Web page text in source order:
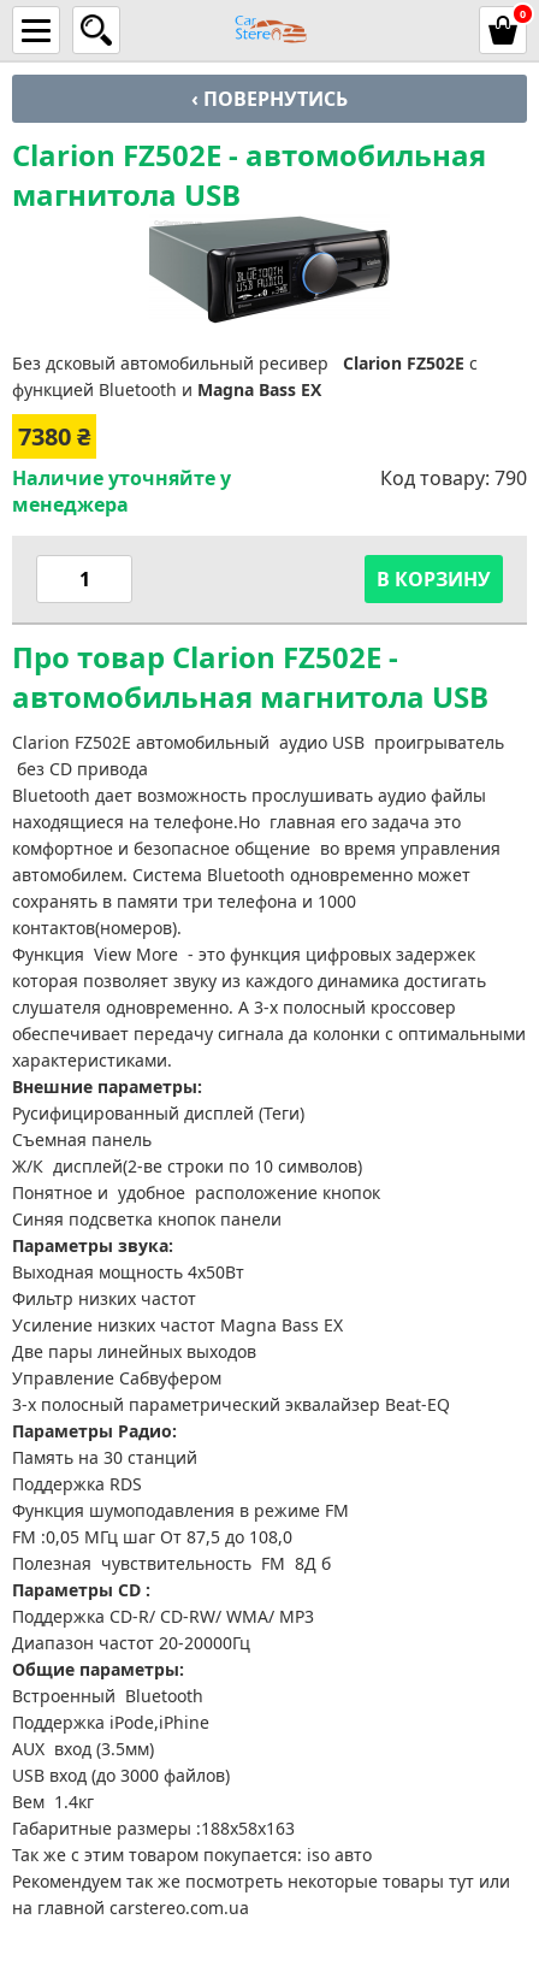
0
‹ ПОВЕРНУТИСЬ
Clarion FZ502E - автомобильная
магнитола USB
Без дсковый автомобильный ресивер Clarion FZ502E с
функцией Bluetooth и Magna Bass EX
7380₴
Наличие уточняйте у
менеджера
Код товару: 790
В КОРЗИНУ
Про товар Clarion FZ502E -
автомобильная магнитола USB
Clarion FZ502E автомобильный аудио USB проигрыватель
без CD привода
Bluetooth дает возможность прослушивать аудио файлы
находящиеся на телефоне.Но главная его задача это
комфортное и безопасное общение во время управления
автомобилем. Система Bluetooth одновременно может
сохранять в памяти три телефона и 1000
контактов(номеров).
Функция View More - это функция цифровых задержек
которая позволяет звуку из каждого динамика достигать
слушателя одновременно. А 3-х полосный кроссовер
обеспечивает передачу сигнала да колонки с оптимальными
характеристиками.
Внешние параметры:
Русифицированный дисплей (Теги)
Съемная панель
Ж/К дисплей(2-ве строки по 10 символов)
Понятное и удобное расположение кнопок
Синяя подсветка кнопок панели
Параметры звука:
Выходная мощность 4х50Вт
Фильтр низких частот
Усиление низких частот Magna Bass EX
Две пары линейных выходов
Управление Сабвуфером
3-х полосный параметрический эквалайзер Beat-EQ
Параметры Радио:
Память на 30 станций
Поддержка RDS
Функция шумоподавления в режиме FM
FM :0,05 МГц шаг От 87,5 до 108,0
Полезная чувствительность FM 8Д б
Параметры CD :
Поддержка CD-R/ CD-RW/ WMA/ MP3
Диапазон частот 20-20000Гц
Общие параметры:
Встроенный Bluetooth
Поддержка iPode,iPhine
AUX вход (3.5мм)
USB вход (до 3000 файлов)
Вем 1.4кг
Габаритные размеры :188х58х163
Так же с этим товаром покупается: iso авто
Рекомендуем так же посмотреть некоторые товары тут или
на главной carstereo.com.ua